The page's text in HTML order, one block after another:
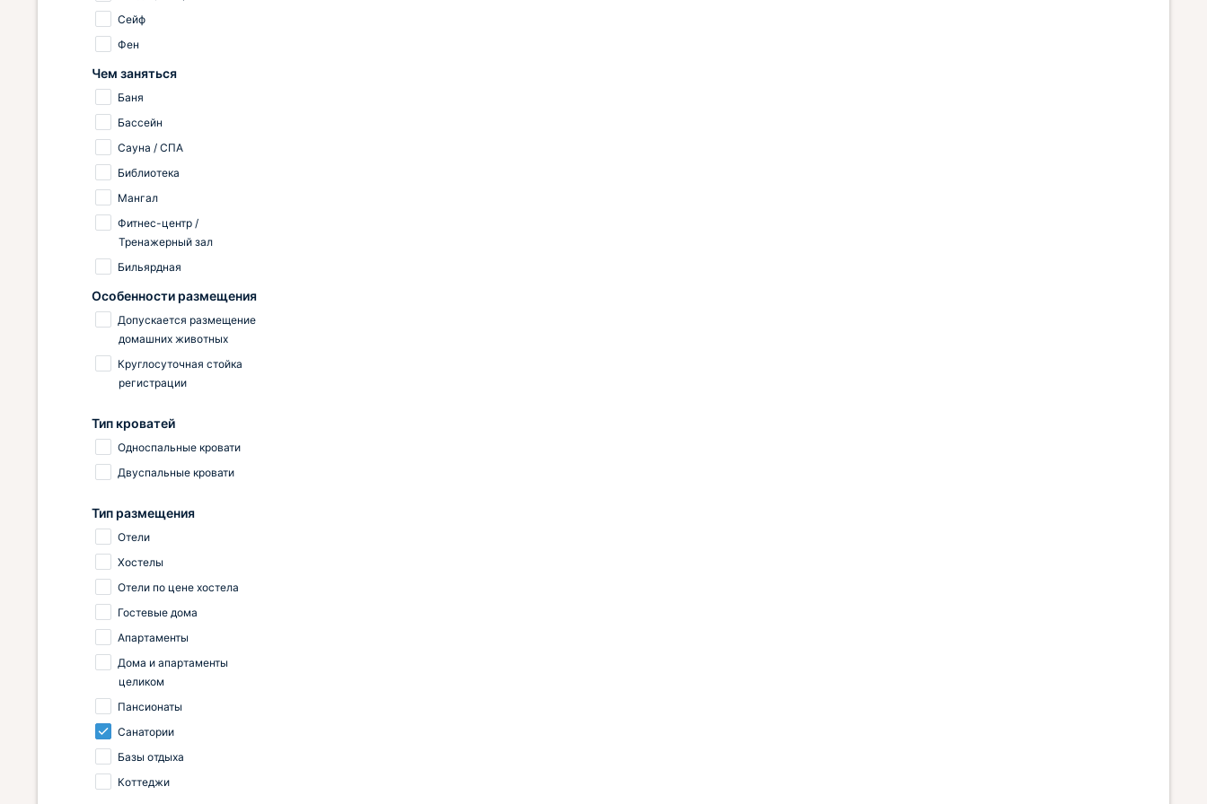
Сейф
Фен
Чем заняться
Баня
Бассейн
Сауна / СПА
Библиотека
Мангал
Фитнес-центр /
Тренажерный зал
Бильярдная
Особенности размещения
Допускается размещение
домашних животных
Круглосуточная стойка
регистрации
Тип кроватей
Односпальные кровати
Двуспальные кровати
Тип размещения
Отели
Хостелы
Отели по цене хостела
Гостевые дома
Апартаменты
Дома и апартаменты
целиком
Пансионаты
Санатории
Базы отдыха
Коттеджи